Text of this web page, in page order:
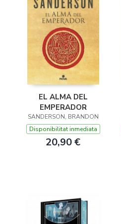
EL ALMA DEL
EMPERADOR
SANDERSON, BRANDON
Disponibilitat inmediata
20,90 €